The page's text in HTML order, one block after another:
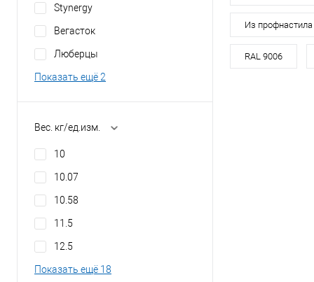
Stynergy
Вегасток
Люберцы
Показать ещё 2
Вес. кг/ед.изм.
10
10.07
10.58
11.5
12.5
Показать ещё 18
Тип кровли
Из профнастила
RAL 9006